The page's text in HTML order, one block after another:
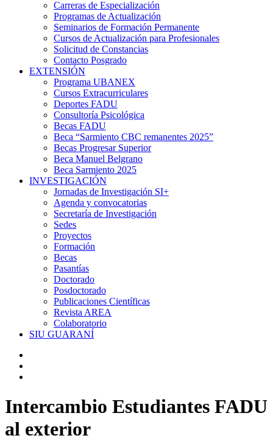
Carreras de Especialización
Programas de Actualización
Seminarios de Formación Permanente
Cursos de Actualización para Profesionales
Solicitud de Constancias
Contacto Posgrado
EXTENSIÓN
Programa UBANEX
Cursos Extracurriculares
Deportes FADU
Consultoría Psicológica
Becas FADU
Beca “Sarmiento CBC remanentes 2025”
Becas Progresar Superior
Beca Manuel Belgrano
Beca Sarmiento 2025
INVESTIGACIÓN
Jornadas de Investigación SI+
Agenda y convocatorias
Secretaría de Investigación
Sedes
Proyectos
Formación
Becas
Pasantías
Doctorado
Posdoctorado
Publicaciones Científicas
Revista AREA
Colaboratorio
SIU GUARANÍ
Intercambio Estudiantes FADU
al exterior